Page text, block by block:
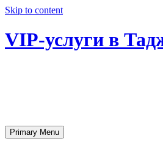
Skip to content
VIP-услуги в
Primary Menu